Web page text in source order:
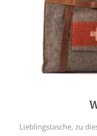
Lieblingstasche, zu